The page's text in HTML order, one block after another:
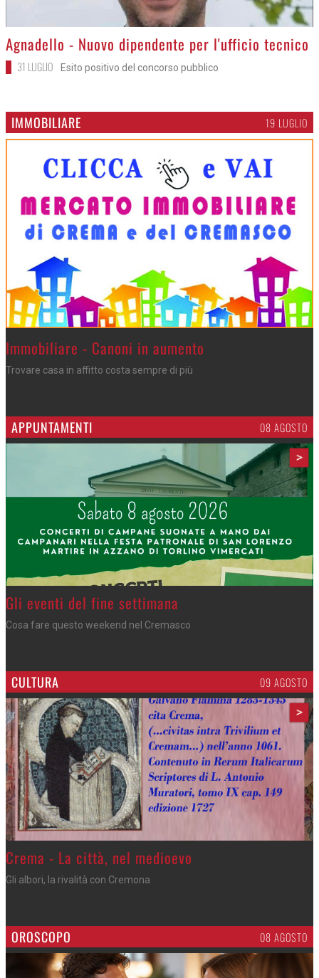
>
Agnadello - Nuovo dipendente per l'ufficio tecnico
31 LUGLIO Esito positivo del concorso pubblico
IMMOBILIARE 19 LUGLIO
>Immobiliare - Canoni in aumento
Trovare casa in affitto costa sempre di più
APPUNTAMENTI 06 AGOSTO
>
Azzano - Cena in piazza
Sagra di San Lorenzo, con don Lorenzo
CULTURA 09 AGOSTO
>
Crema - La città, nel medioevo
Gli albori, la rivalità con Cremona
OROSCOPO 08 AGOSTO